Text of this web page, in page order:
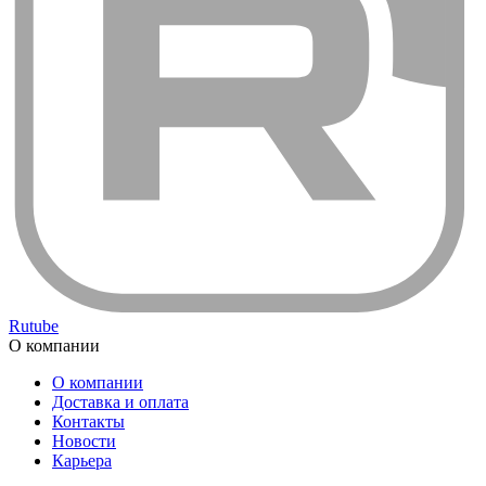
Rutube
О компании
О компании
Доставка и оплата
Контакты
Новости
Карьера